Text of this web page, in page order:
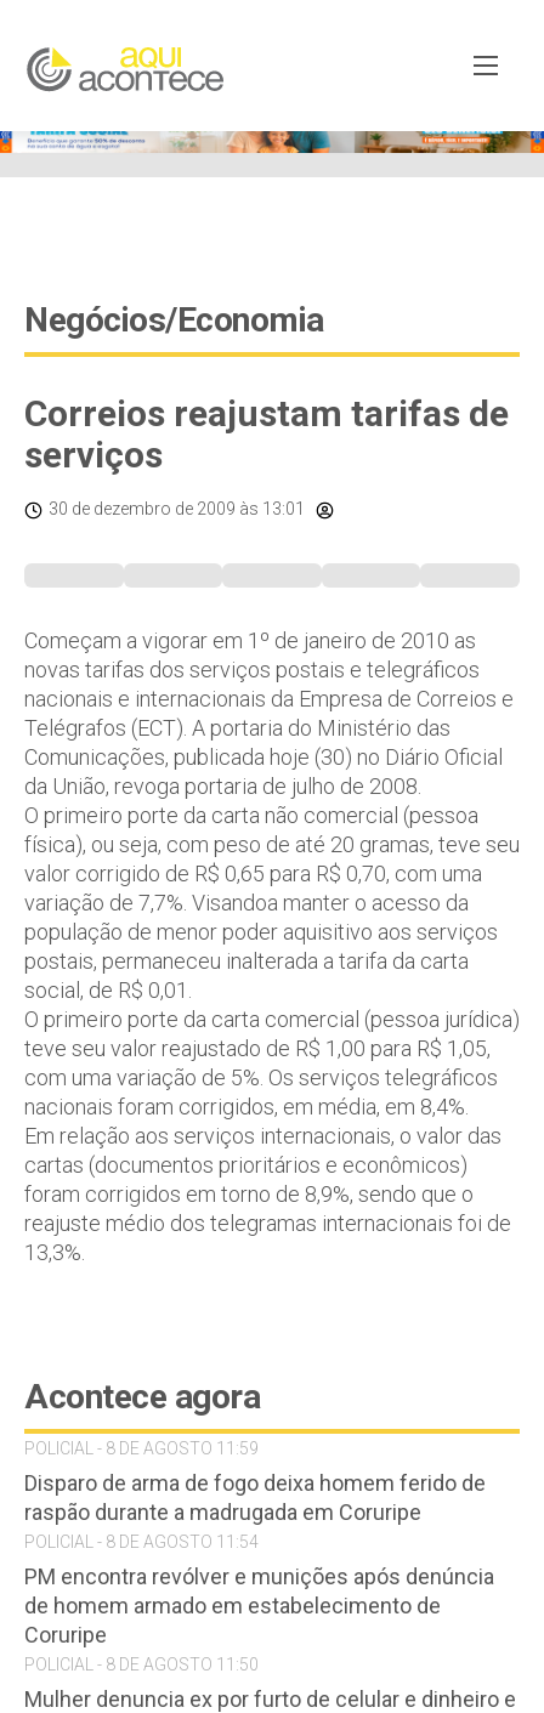
Xy8lpYSLnxw-AX8 google-site-verification:
googleb82de9a22cec23e8.html
Negócios/Economia
Correios reajustam tarifas de
serviços
30 de dezembro de 2009 às 13:01
Começam a vigorar em 1º de janeiro de 2010 as
novas tarifas dos serviços postais e telegráficos
nacionais e internacionais da Empresa de Correios e
Telégrafos (ECT). A portaria do Ministério das
Comunicações, publicada hoje (30) no Diário Oficial
da União, revoga portaria de julho de 2008.
O primeiro porte da carta não comercial (pessoa
física), ou seja, com peso de até 20 gramas, teve seu
valor corrigido de R$ 0,65 para R$ 0,70, com uma
variação de 7,7%. Visandoa manter o acesso da
população de menor poder aquisitivo aos serviços
postais, permaneceu inalterada a tarifa da carta
social, de R$ 0,01.
O primeiro porte da carta comercial (pessoa jurídica)
teve seu valor reajustado de R$ 1,00 para R$ 1,05,
com uma variação de 5%. Os serviços telegráficos
nacionais foram corrigidos, em média, em 8,4%.
Em relação aos serviços internacionais, o valor das
cartas (documentos prioritários e econômicos)
foram corrigidos em torno de 8,9%, sendo que o
reajuste médio dos telegramas internacionais foi de
13,3%.
Acontece agora
POLICIAL - 8 DE AGOSTO 11:59
Disparo de arma de fogo deixa homem ferido de
raspão durante a madrugada em Coruripe
POLICIAL - 8 DE AGOSTO 11:54
PM encontra revólver e munições após denúncia
de homem armado em estabelecimento de
Coruripe
POLICIAL - 8 DE AGOSTO 11:50
Mulher denuncia ex por furto de celular e dinheiro e